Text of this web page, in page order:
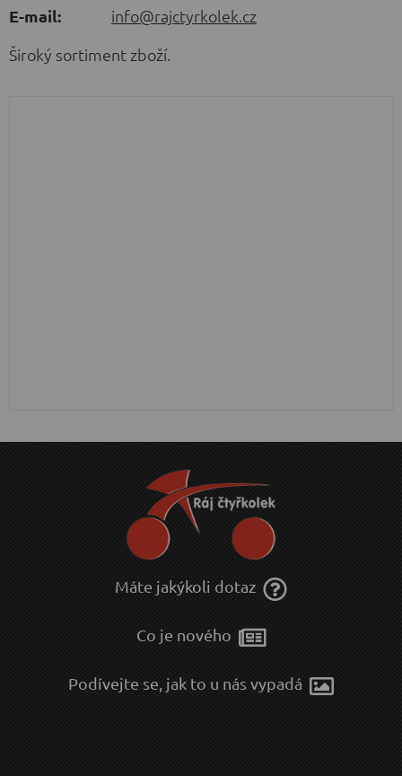
E-mail:
info@rajctyrkolek.cz
Široký sortiment zboží.
Máte jakýkoli dotaz
Co je nového
Podívejte se, jak to u nás vypadá